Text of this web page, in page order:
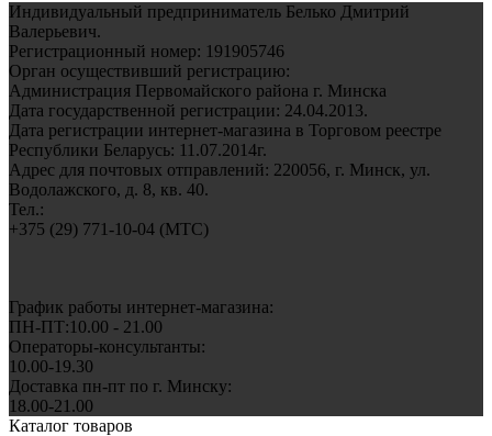
Индивидуальный предприниматель Белько Дмитрий
Валерьевич.
Регистрационный номер: 191905746
Орган осуществивший регистрацию:
Администрация Первомайского района г. Минска
Дата государственной регистрации: 24.04.2013.
Дата регистрации интернет-магазина в Торговом реестре
Республики Беларусь: 11.07.2014г.
Адрес для почтовых отправлений: 220056, г. Минск, ул.
Водолажского, д. 8, кв. 40.
Тел.:
+375 (29) 771-10-04 (MTC)
График работы интернет-магазина:
ПН-ПТ:10.00 - 21.00
Операторы-консультанты:
10.00-19.30
Доставка пн-пт по г. Минску:
18.00-21.00
Каталог товаров